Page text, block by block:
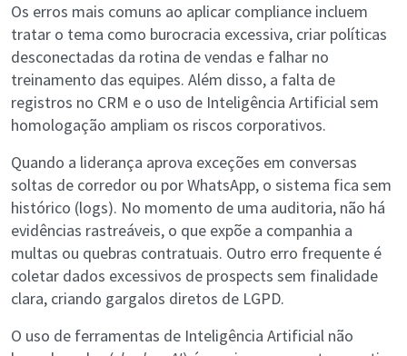
Os erros mais comuns ao aplicar compliance incluem
tratar o tema como burocracia excessiva, criar políticas
desconectadas da rotina de vendas e falhar no
treinamento das equipes. Além disso, a falta de
registros no CRM e o uso de Inteligência Artificial sem
homologação ampliam os riscos corporativos.
Quando a liderança aprova exceções em conversas
soltas de corredor ou por WhatsApp, o sistema fica sem
histórico (logs). No momento de uma auditoria, não há
evidências rastreáveis, o que expõe a companhia a
multas ou quebras contratuais. Outro erro frequente é
coletar dados excessivos de prospects sem finalidade
clara, criando gargalos diretos de LGPD.
O uso de ferramentas de Inteligência Artificial não